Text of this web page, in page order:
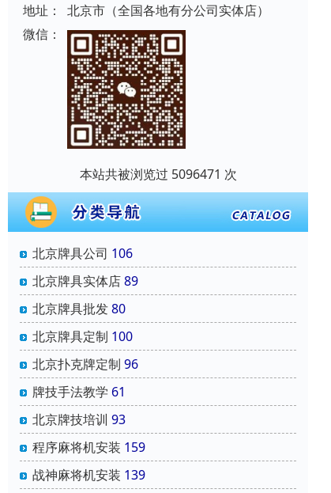
地址：
北京市（全国各地有分公司实体店）
微信：
本站共被浏览过 5096471 次
北京牌具公司 106
北京牌具实体店89
北京牌具批发80
北京牌具定制 100
北京扑克牌定制 96
牌技手法教学 61
北京牌技培训 93
程序麻将机安装 159
战神麻将机安装 139